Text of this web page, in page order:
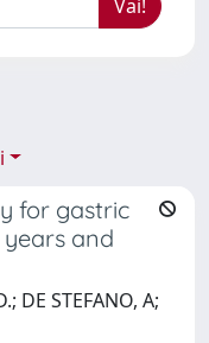
for gastric
and
DE STEFANO, A;